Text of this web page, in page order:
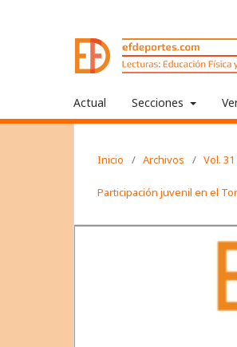
Actual Secciones
Inicio / Archivos / Vol.
Participación juvenil en el